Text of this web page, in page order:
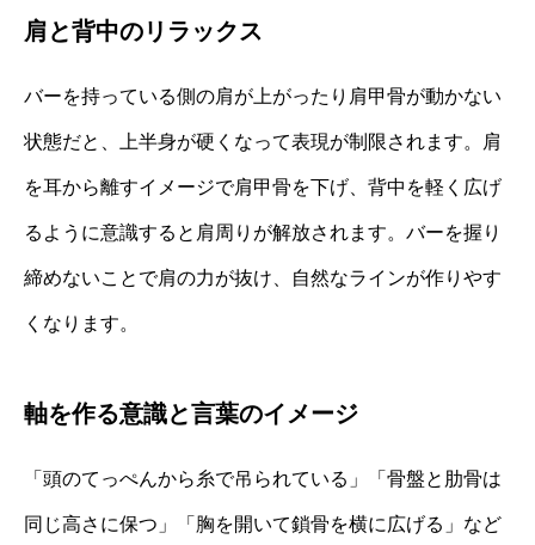
肩と背中のリラックス
バーを持っている側の肩が上がったり肩甲骨が動かない
状態だと、上半身が硬くなって表現が制限されます。肩
を耳から離すイメージで肩甲骨を下げ、背中を軽く広げ
るように意識すると肩周りが解放されます。バーを握り
締めないことで肩の力が抜け、自然なラインが作りやす
くなります。
軸を作る意識と言葉のイメージ
「頭のてっぺんから糸で吊られている」「骨盤と肋骨は
同じ高さに保つ」「胸を開いて鎖骨を横に広げる」など